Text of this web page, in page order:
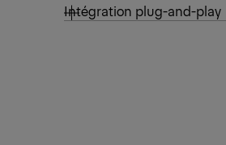
Intégration plug-and-play